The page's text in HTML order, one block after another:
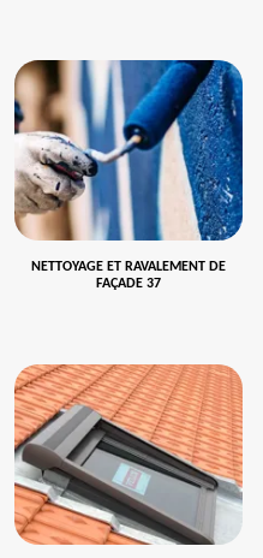
NETTOYAGE ET RAVALEMENT DE
FAÇADE 37